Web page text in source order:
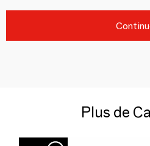
Plus de